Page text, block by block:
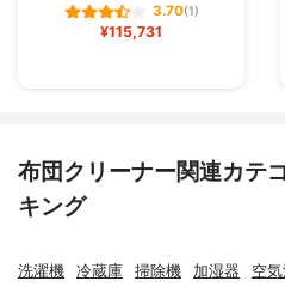
3.70(1)
¥115,731
布団クリーナー関連カテ
キング
洗濯機 冷蔵庫 掃除機 加湿器 空